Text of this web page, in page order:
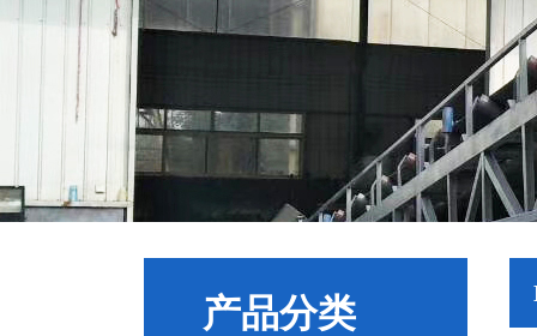
产品分类